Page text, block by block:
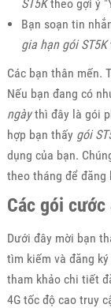
ST5Ktheo gợi ý
Bạn soạn tin
gia hạn gói ST5K
Các bạn thân mến.
Nếu bạn đang có
ngàythì đây là gói
hợp bạn thấy gói
dụng của bạn.
theo tháng để đăng
Các gói
Dưới đây mời bạn
tìm kiếm và đăng
tham khảo chi tiết
4G tốc độ cao truy